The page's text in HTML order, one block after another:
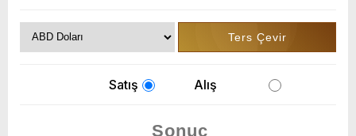
Satış Alış